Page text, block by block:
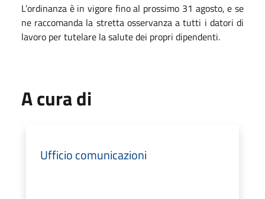
L’ordinanza è in vigore fino al prossimo 31 agosto, e se
ne raccomanda la stretta osservanza a tutti i datori di
lavoro per tutelare la salute dei propri dipendenti.
A cura di
Ufficio comunicazioni